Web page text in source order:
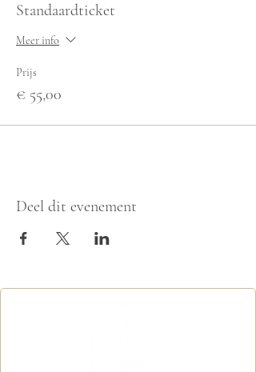
Standaardticket
Meer info
Prijs
€ 55,00
Deel dit evenement